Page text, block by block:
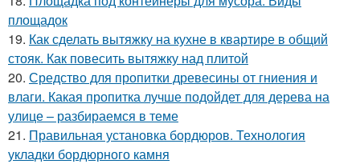
площадок
19. Как сделать вытяжку на кухне в квартире в общий
стояк. Как повесить вытяжку над плитой
20. Средство для пропитки древесины от гниения и
влаги. Какая пропитка лучше подойдет для дерева на
улице – разбираемся в теме
21. Правильная установка бордюров. Технология
укладки бордюрного камня